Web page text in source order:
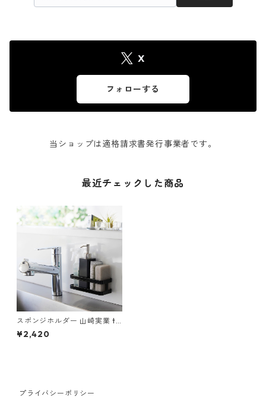
X
フォローする
当ショップは適格請求書発行事業者です。
最近チェックした商品
スポンジホルダー 山崎実業 to
wer タワー フィルムフックス
ポンジ＆ボトルラック ブラッ
¥2,420
プライバシーポリシー